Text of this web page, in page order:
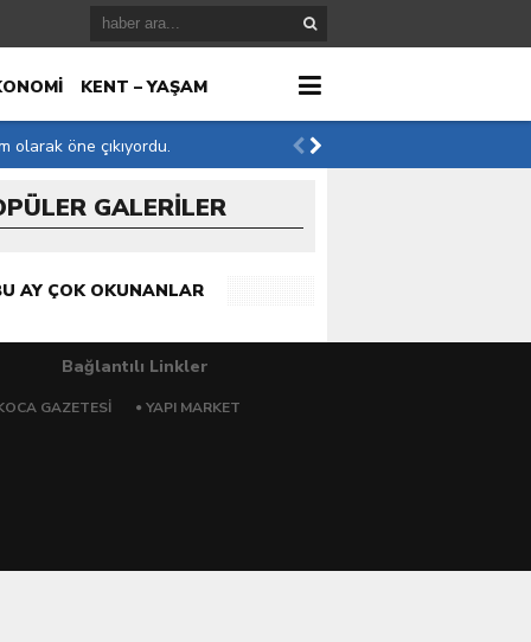
KENT – YAŞAM
olarak öne çıkıyordu.
GALERİLER
AY ÇOK OKUNANLAR
Bağlantılı Linkler
GAZETESI YAPI MARKET